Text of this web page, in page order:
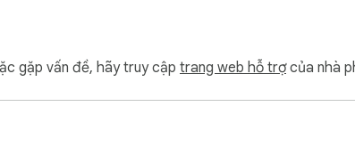
gặp vấn đề, hãy truy cập trang web hỗ trợcủa nhà